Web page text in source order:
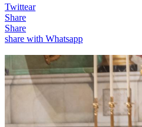
Twittear
Share
Share
share with Whatsapp